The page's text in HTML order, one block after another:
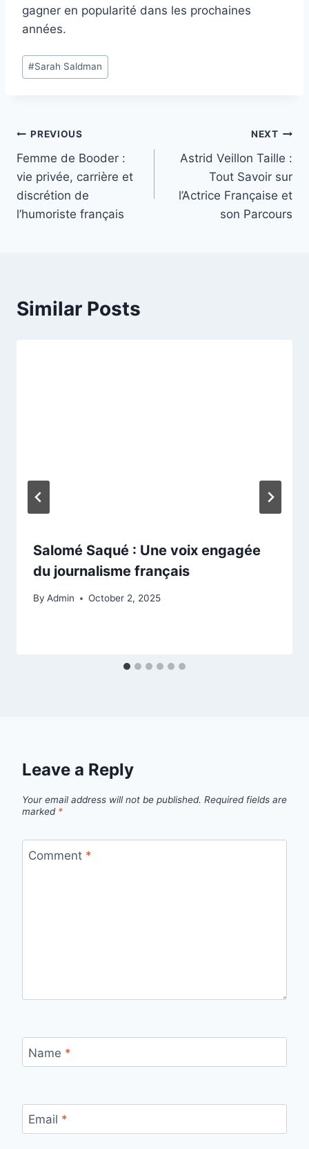
gagner en popularité dans les prochaines
années.
Post
Tags:
#Sarah Saldman
Post
navigation
PREVIOUS
Femme de Booder :
vie privée, carrière et
discrétion de
l’humoriste français
NEXT
Astrid Veillon Taille :
Tout Savoir sur
l’Actrice Française et
son Parcours
Similar Posts
Salomé Saqué : Une voix engagée
du journalisme français
By Admin October 2, 2025
Leave a Reply
Your email address will not be published. Required fields are
marked *
Comment *
Name *
Email *